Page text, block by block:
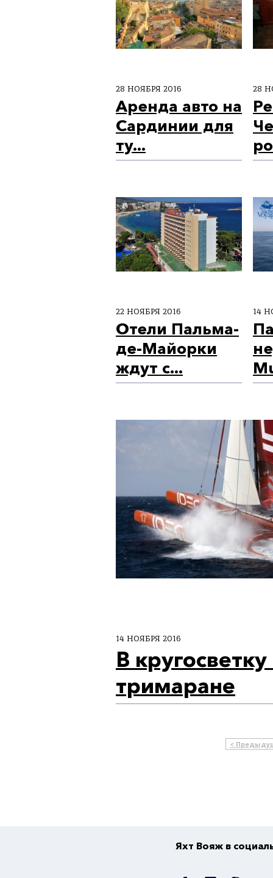
28 НОЯБРЯ 2016
Аренда авто на
Сардинии для
ту...
28
22 НОЯБРЯ 2016
Отели Пальма-
де-Майорки
ждут с...
14
14 НОЯБРЯ 2016
В кругосветку
тримаране
<
Яхт Вояж в